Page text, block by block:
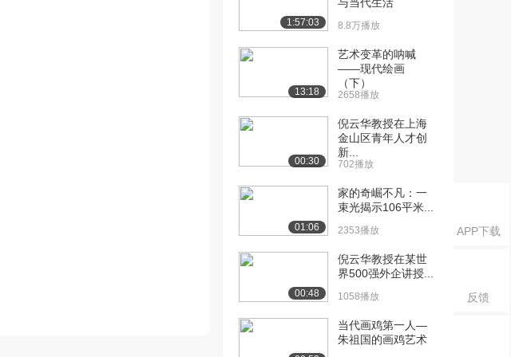
APP下载
反馈
1:57:03 8.8万播放
13:18
艺术变革的呐喊
——现代绘画
（下）
2658播放
00:30
倪云华教授在上海
金山区青年人才创
新...
702播放
01:06
家的奇崛不凡：一
束光揭示106平米...
2353播放
00:48
倪云华教授在某世
界500强外企讲授...
1058播放
当代画鸡第一人—
朱祖国的画鸡艺术